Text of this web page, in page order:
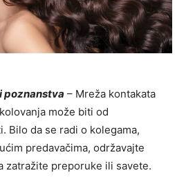
i poznanstva – Mreža kontakata
može biti od
Bilo da se radi o kolegama,
predavačima, održavajte
zatražite preporuke ili savete.